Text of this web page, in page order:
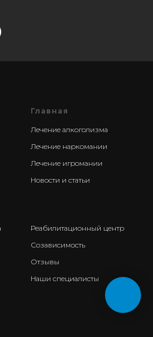
Главная
Лечение алкоголизма
Лечение наркомании
Лечение игромании
Новости и статьи
Реабилитационный центр
Созависимость
Отзывы
Наши специалисты